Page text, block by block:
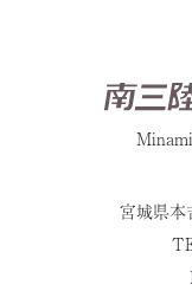
宮城県本